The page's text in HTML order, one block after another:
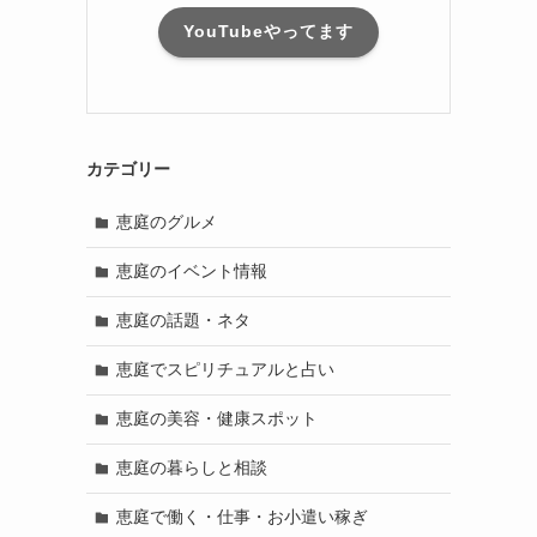
YouTubeやってます
カテゴリー
恵庭のグルメ
恵庭のイベント情報
恵庭の話題・ネタ
恵庭でスピリチュアルと占い
恵庭の美容・健康スポット
恵庭の暮らしと相談
恵庭で働く・仕事・お小遣い稼ぎ